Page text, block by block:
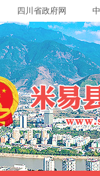
四川省政府网